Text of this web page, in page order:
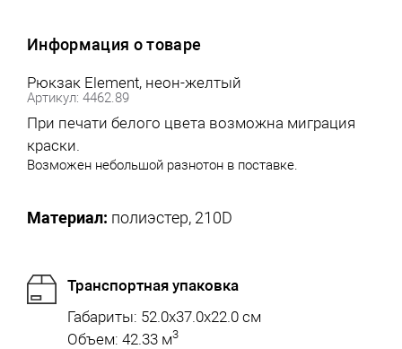
Информация о товаре
Рюкзак Element, неон-желтый
Артикул: 4462.89
При печати белого цвета возможна миграция
краски.
Возможен небольшой разнотон в поставке.
Материал: полиэстер, 210D
Транспортная упаковка
Габариты: 52.0x37.0x22.0 см
Объем: 42.33 м3